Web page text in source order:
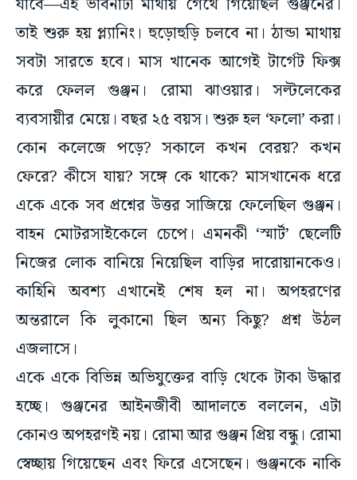
তাই শুরু হয় প্ল্যানিং। হুড়োহুড়ি চলবে না। ঠান্ডা মাথায়
সবটা সারতে হবে। মাস খানেক আগেই টার্গেট ফিক্স
করে ফেলল গুঞ্জন। রোমা ঝাওয়ার। সল্টলেকের
ব্যবসায়ীর মেয়ে। বছর ২৫ বয়স। শুরু হল ‘ফলো’ করা।
কোন কলেজে পড়ে? সকালে কখন বেরয়? কখন
ফেরে? কীসে যায়? সঙ্গে কে থাকে? মাসখানেক ধরে
একে একে সব প্রশ্নের উত্তর সাজিয়ে ফেলেছিল গুঞ্জন।
বাহন মোটরসাইকেলে চেপে। এমনকী ‘স্মার্ট’ ছেলেটি
নিজের লোক বানিয়ে নিয়েছিল বাড়ির দারোয়ানকেও।
কাহিনি অবশ্য এখানেই শেষ হল না। অপহরণের
অন্তরালে কি লুকানো ছিল অন্য কিছু? প্রশ্ন উঠল
এজলাসে।
একে একে বিভিন্ন অভিযুক্তের বাড়ি থেকে টাকা উদ্ধার
হচ্ছে। গুঞ্জনের আইনজীবী আদালতে বললেন, এটা
কোনও অপহরণই নয়। রোমা আর গুঞ্জন প্রিয় বন্ধু। রোমা
স্বেচ্ছায় গিয়েছেন এবং ফিরে এসেছেন। গুঞ্জনকে নাকি